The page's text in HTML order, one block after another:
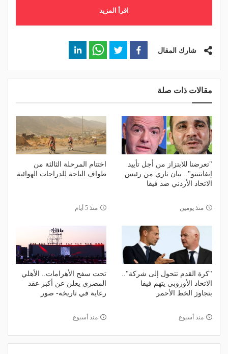
اقرأ المزيد
شارك المقال
مقالات ذات صلة
"تعرضنا للابتزاز من أجل تأييد
إنفانتينو".. بيان ناري من رئيس
الاتحاد الأردني ضد فيفا
منذ يومين
اختتام المرحلة الثالثة من
طواف الباحة للدراجات الهوائية
منذ 5 أيام
"كرة القدم تتحول إلى شركة"..
الاتحاد الأوروبي يتهم فيفا
بتجاوز الخط الأحمر
منذ أسبوع
تحت سفح الأهرامات.. الأهلي
المصري يعلن عن أكبر عقد
رعاية في تاريخه- صور
منذ أسبوع